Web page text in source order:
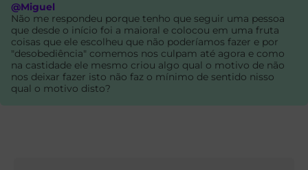
@Miguel
Não me respondeu porque tenho que seguir uma pessoa
que desde o início foi a maioral e colocou em uma fruta
coisas que ele escolheu que não poderíamos fazer e por
"desobediência" comemos nos culpam até agora e como
na castidade ele mesmo criou algo qual o motivo de não
nos deixar fazer isto não faz o mínimo de sentido nisso
qual o motivo disto?